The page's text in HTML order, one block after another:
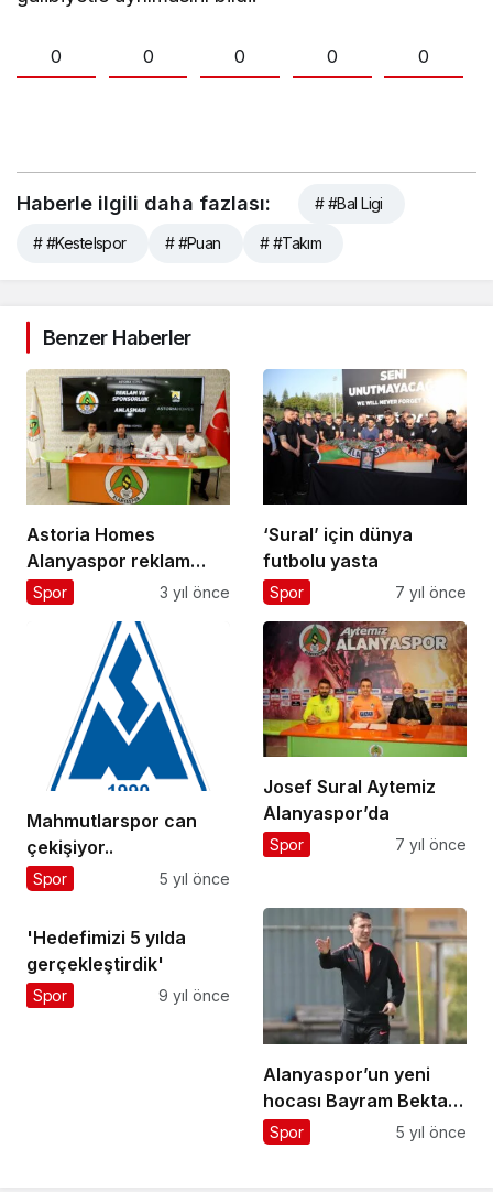
0 0 0 0 0
Haberle ilgili daha fazlası: # #Bal Ligi
# #Kestelspor # #Puan # #Takım
Benzer Haberler
Astoria Homes
Alanyaspor reklam
sponsoru oldu
Spor 3 yıl önce
‘Sural’ için dünya
futbolu yasta
Spor 7 yıl önce
Mahmutlarspor can
çekişiyor..
Spor 5 yıl önce
Josef Sural Aytemiz
Alanyaspor’da
Spor 7 yıl önce
'Hedefimizi 5 yılda
gerçekleştirdik'
Spor 9 yıl önce
Alanyaspor’un yeni
hocası Bayram Bektaş
oluyor
Spor 5 yıl önce